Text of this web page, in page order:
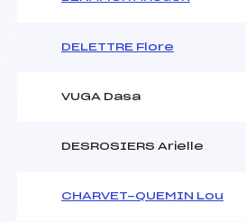
DELETTRE Flore
VUGA Dasa
DESROSIERS Arielle
CHARVET-QUEMIN Lou